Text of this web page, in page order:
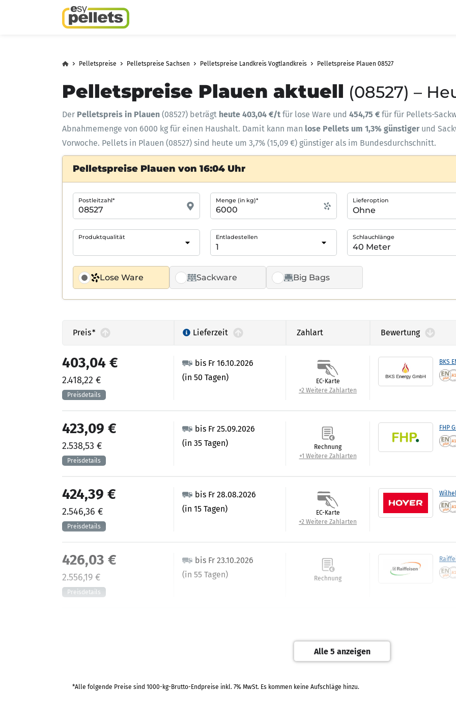
Pelletspreise Pelletspreise Sachsen Pelletspreise Landkreis Vogtlandkreis Pelletspreise Plauen 08527
Pelletspreise Plauen aktuell (08527) –
Der Pelletspreis in Plauen (08527) beträgt heute 403,04 €/t für lose Ware und 454,75 € für für Pellets-
Abnahmemenge von 6000 kg für einen Haushalt. Damit kann man lose Pellets um 1,3% günstiger und
Vorwoche. Pellets in Plauen (08527) sind heute um 3,7% (15,09 €) günstiger als im Bundesdurchschnitt.
Pelletspreise Plauen von 16:04 Uhr
Lose Ware Sackware Big Bags
Postleitzahl* Menge (in kg)* Lieferoption
Produktqualität Entladestellen Schlauchlänge
Preis* Lieferzeit Zahlart Bewertung
BKS
bis Fr 16.10.2026
(in 50 Tagen)
403,04 €
2.418,22 €
EC-Karte
+2 Weitere Zahlarten
FHP
bis Fr 25.09.2026
(in 35 Tagen)
423,09 €
2.538,53 €
Rechnung
+1 Weitere Zahlarten
bis Fr 28.08.2026
(in 15 Tagen)
424,39 €
2.546,36 €
EC-Karte
+2 Weitere Zahlarten
bis Fr 23.10.2026
(in 55 Tagen)
426,03 €
2.556,19 € Rechnung
+1 Weitere Zahlarten
Alle 5 anzeigen
*Alle folgende Preise sind 1000-kg-Brutto-Endpreise inkl. 7% MwSt. Es kommen keine Aufschläge hinzu.